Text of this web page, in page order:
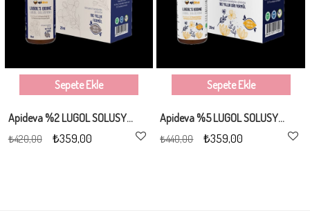
Apideva %2 LÜGOL SOLÜSYONU
₺359,00
₺420,00
Sepete Ekle
Apideva %5 LÜGOL SOLÜSYONU
₺359,00
₺440,00
Sepete Ekle